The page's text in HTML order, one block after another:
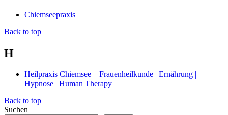
Chiemseepraxis
Back to top
H
Heilpraxis Chiemsee – Frauenheilkunde | Ernährung |
Hypnose | Human Therapy
Back to top
Suchen